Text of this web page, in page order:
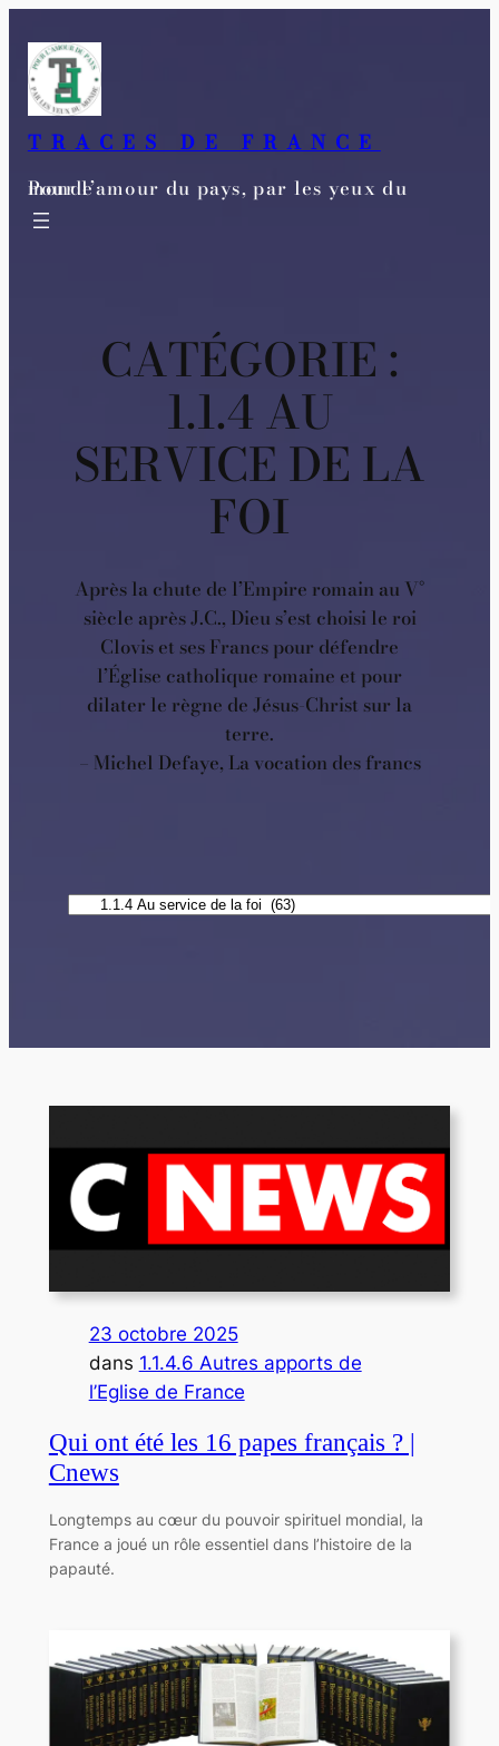
contenu
TRACES DE FRANCE
Pour l’amour du pays, par les yeux du monde
CATÉGORIE :
1.1.4 AU
SERVICE DE LA
FOI
Après la chute de l’Empire romain au V°
siècle après J.C., Dieu s’est choisi le roi
Clovis et ses Francs pour défendre
l’Église catholique romaine et pour
dilater le règne de Jésus-Christ sur la
terre.
– Michel Defaye, La vocation des francs
Catégories
23 octobre 2025
dans 1.1.4.6 Autres apports de
l’Eglise de France
Qui ont été les 16 papes français ? |
Cnews
Longtemps au cœur du pouvoir spirituel mondial, la
France a joué un rôle essentiel dans l’histoire de la
papauté.